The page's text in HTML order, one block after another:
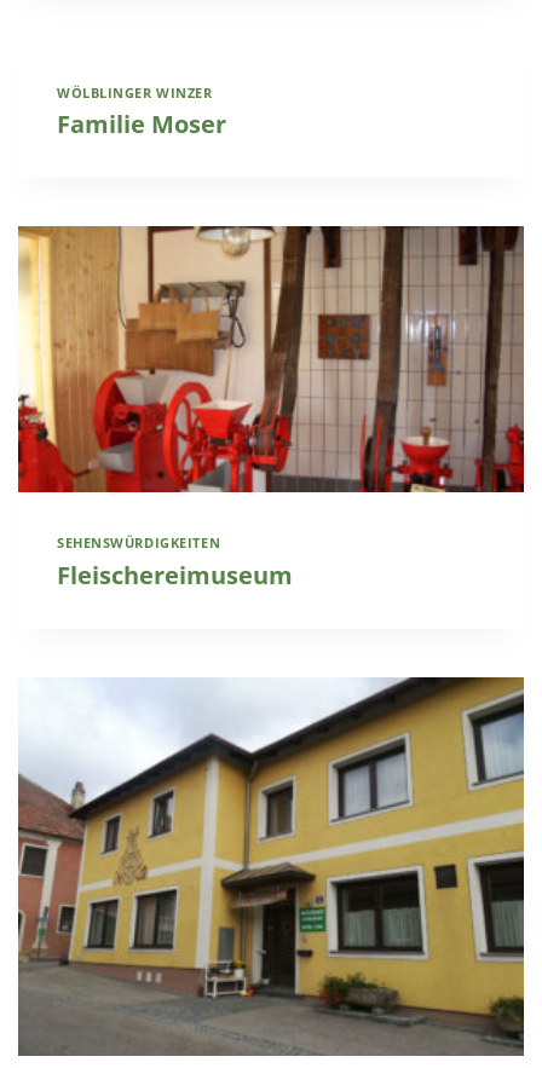
WÖLBLINGER WINZER
Familie Moser
SEHENSWÜRDIGKEITEN
Fleischereimuseum